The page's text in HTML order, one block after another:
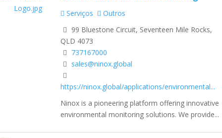
Serviços
Outros
99 Bluestone Circuit, Seventeen Mile Rocks,
QLD 4073
737167000
sales@ninox.global
https://ninox.global/applications/environmental...
Ninox is a pioneering platform offering innovative
environmental monitoring solutions. We provide...